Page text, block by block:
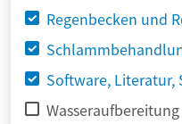
Regenbecken und
Software, Literatur,
Wasseraufbereitung